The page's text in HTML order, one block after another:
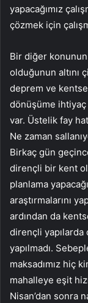
yapacağımız
çözmek için
Bir diğer
olduğunun altını
deprem ve
dönüşüme ihtiyaç
var. Üstelik fay
Ne zaman
Birkaç gün
dirençli bir kent
planlama
araştırmalarını
ardından da
dirençli yapılarda
yapılmadı.
maksadımız hiç
mahalleye eşit
Nisan’dan sonra